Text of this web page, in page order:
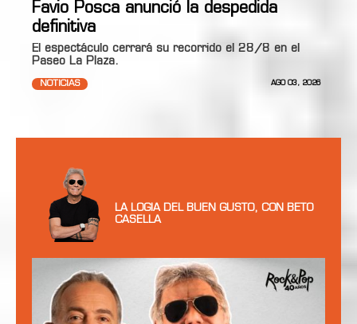
Favio Posca anunció la despedida
definitiva
El espectáculo cerrará su recorrido el 28/8 en el
Paseo La Plaza.
NOTICIAS AGO 03, 2026
LA LOGIA DEL BUEN GUSTO, CON BETO
CASELLA